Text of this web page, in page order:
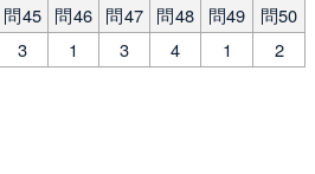
問45 問46 問47 問48 問49
問50
3 1 3 4 1 2